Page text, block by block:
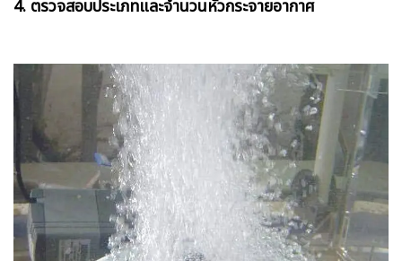
4. ตรวจสอบประเภทและจำนวนหัวกระจายอากาศ